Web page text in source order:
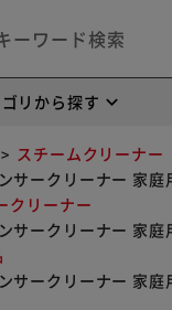
リから探す
スチームクリーナー
サークリーナー 家
クリーナー
サークリーナー 家
サークリーナー 家